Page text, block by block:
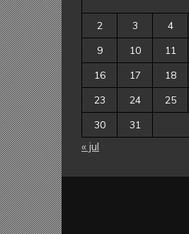
2
3 4
9
10 11
16
17 18
23
24 25
30
31
« jul